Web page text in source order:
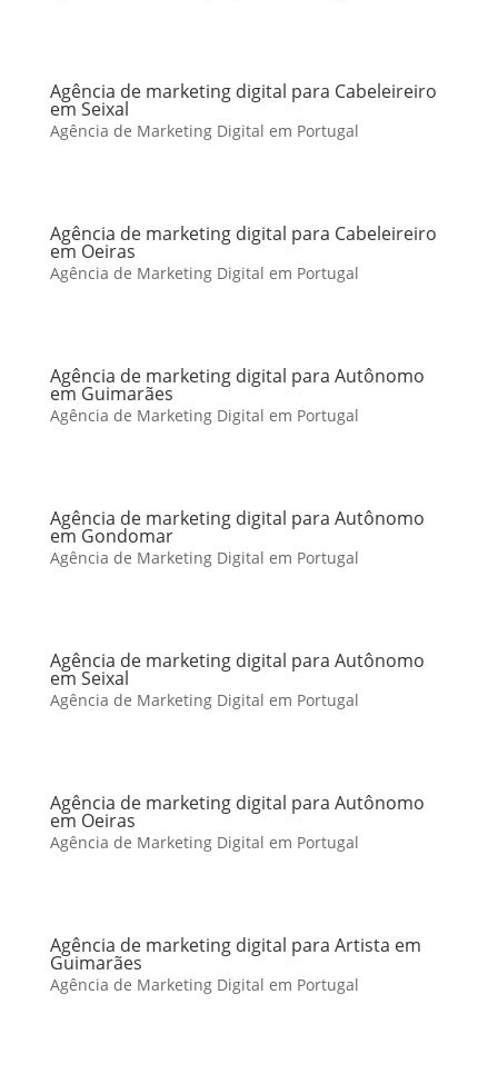
Agência de marketing digital para Cabeleireiro
em Seixal
Agência de Marketing Digital em Portugal
Agência de marketing digital para Cabeleireiro
em Oeiras
Agência de Marketing Digital em Portugal
Agência de marketing digital para Autônomo
em Guimarães
Agência de Marketing Digital em Portugal
Agência de marketing digital para Autônomo
em Gondomar
Agência de Marketing Digital em Portugal
Agência de marketing digital para Autônomo
em Seixal
Agência de Marketing Digital em Portugal
Agência de marketing digital para Autônomo
em Oeiras
Agência de Marketing Digital em Portugal
Agência de marketing digital para Artista em
Guimarães
Agência de Marketing Digital em Portugal